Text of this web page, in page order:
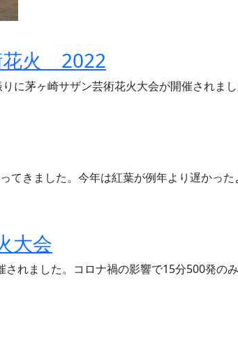
花火 2022
に茅ヶ崎サザン芸術花火大会が開催されま
てきました。今年は紅葉が例年より遅かっ
大会
されました。コロナ禍の影響で15分500発の